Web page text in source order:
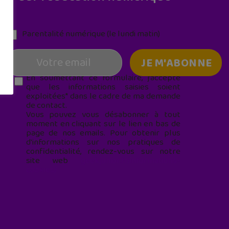
Parentalité numérique (le lundi matin)
En soumettant ce formulaire, j’accepte
que les informations saisies soient
exploitées* dans le cadre de ma demande
de contact.
Vous pouvez vous désabonner à tout
moment en cliquant sur le lien en bas de
page de nos emails. Pour obtenir plus
d'informations sur nos pratiques de
confidentialité, rendez-vous sur notre
site web